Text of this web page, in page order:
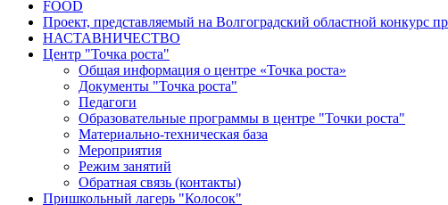
FOOD
Проект, представляемый на Волгоградский областной конкурс
НАСТАВНИЧЕСТВО
Центр "Точка роста"
Общая информация о центре «Точка роста»
Документы "Точка роста"
Педагоги
Образовательные программы в центре "Точки роста"
Материально-техническая база
Мероприятия
Режим занятий
Обратная связь (контакты)
Пришкольный лагерь "Колосок"